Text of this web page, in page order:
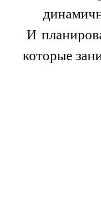
И
которые